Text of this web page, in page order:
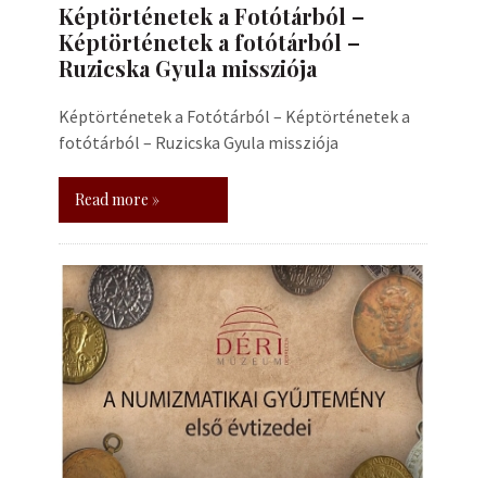
Képtörténetek a Fotótárból –
Képtörténetek a fotótárból –
Ruzicska Gyula missziója
Képtörténetek a Fotótárból – Képtörténetek a
fotótárból – Ruzicska Gyula missziója
Read more »